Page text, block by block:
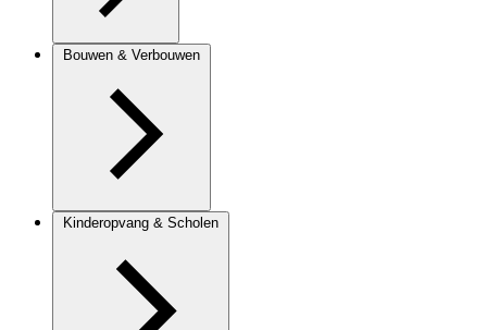
Bouwen & Verbouwen
Kinderopvang & Scholen